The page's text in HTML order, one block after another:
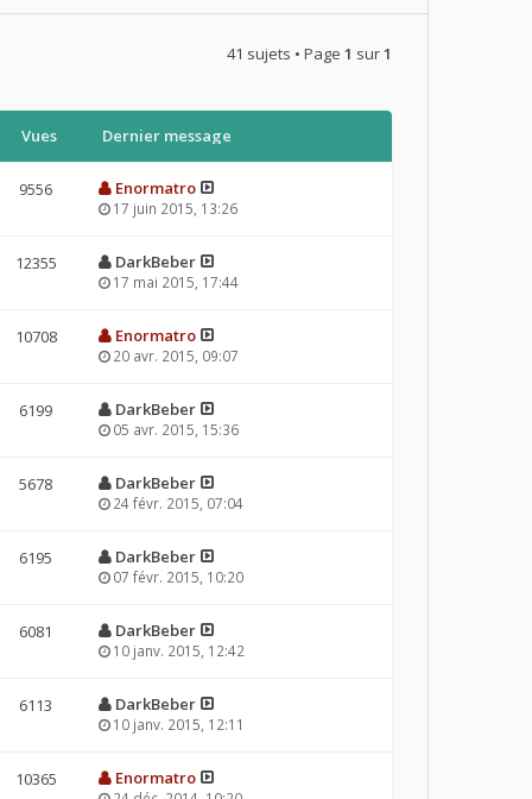
41 sujets • Page 1 sur1
Vues Dernier message
9556 Enormatro
17 juin 2015, 13:26
12355 DarkBeber
17 mai 2015, 17:44
10708 Enormatro
20 avr. 2015, 09:07
6199 DarkBeber
05 avr. 2015, 15:36
5678 DarkBeber
24 févr. 2015, 07:04
6195 DarkBeber
07 févr. 2015, 10:20
6081 DarkBeber
10 janv. 2015, 12:42
6113 DarkBeber
10 janv. 2015, 12:11
10365 Enormatro